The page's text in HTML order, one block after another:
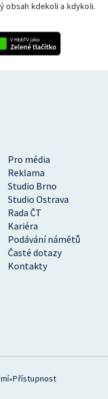
obsah kdekoli a kdykoli.
Pro média
Reklama
Studio Brno
Studio Ostrava
Rada ČT
Kariéra
Podávání námětů
Časté dotazy
Kontakty
•Přístupnost